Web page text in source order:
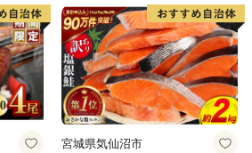
宮城県気仙沼市